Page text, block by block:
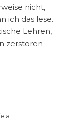
nicht,
ich das lese.
Lehren,
zerstören